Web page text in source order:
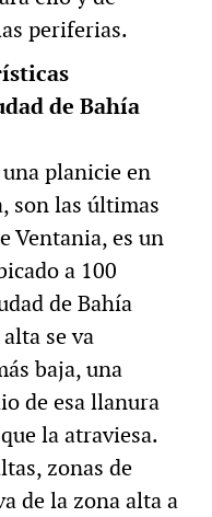
periferias.
de Bahía
planicie en
son las últimas
Ventania, es un
a 100
de Bahía
se va
baja, una
de esa llanura
la atraviesa.
zonas de
de la zona alta a